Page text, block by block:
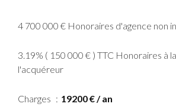
4 700 000 € Honoraires d'agence non
3.19% ( 150 000 € ) TTC Honoraires à
l'acquéreur
Charges 19200 € / an